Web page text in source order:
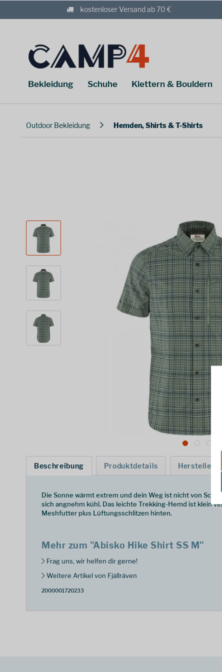
kostenloser Versand ab 70 €
Bekleidung Schuhe Klettern & Bouldern
Outdoor Bekleidung Hemden, Shirts & T-Shirts
Beschreibung Produktdetails Hersteller
Die Sonne wärmt extrem und dein Weg ist nicht von
sich angnehm kühl. Das leichte Trekking-Hemd ist klein
Meshfutter plus Lüftungsschlitzen hinten.
Mehr zum "Abisko Hike Shirt SS M"
Frag uns, wir helfen dir gerne!
Weitere Artikel von Fjällräven
2000001720233